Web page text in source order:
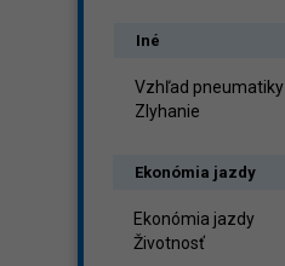
Iné
Vzhľad pneumatiky
Zlyhanie
Ekonómia jazdy
Ekonómia jazdy
Životnosť